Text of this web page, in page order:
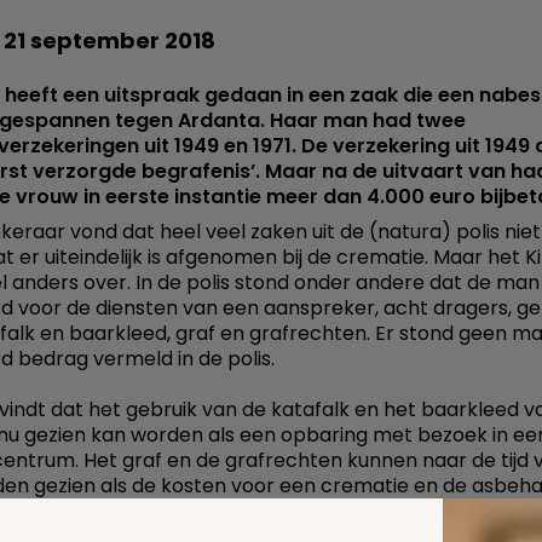
september 2018
heeft een uitspraak gedaan in een zaak die een
tegen Ardanta. Haar man had twee
uit 1949 en 1971. De verzekering uit 1949
verzorgde begrafenis’. Maar na de uitvaart van
vrouw in eerste instantie meer dan 4.000 euro
vond dat heel veel zaken uit de (natura) polis
er uiteindelijk is afgenomen bij de crematie. Maar het
anders over. In de polis stond onder andere dat de
voor de diensten van een aanspreker, acht dragers,
en baarkleed, graf en grafrechten. Er stond geen
bedrag vermeld in de polis.
dat het gebruik van de katafalk en het baarkleed
gezien kan worden als een opbaring met bezoek in
Het graf en de grafrechten kunnen naar de tijd
gezien als de kosten voor een crematie en de
was de overledene volgens het Kifid weldegelijk